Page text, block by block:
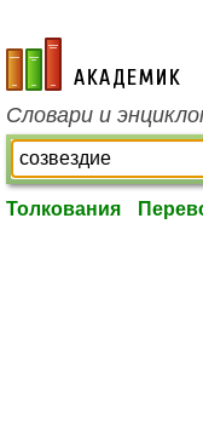
academic.ru
Словари и
Толкования